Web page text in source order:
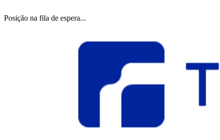
Posição na fila de espera...